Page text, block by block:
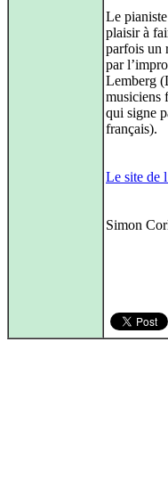
Le
plaisir à
parfois un
par
Lemberg
musiciens
qui signe
français).
Le site de
Simon